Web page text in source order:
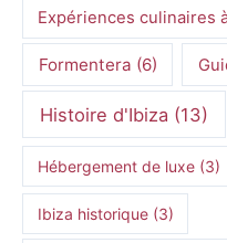
Expériences culinaires
Formentera (6)
Histoire d'Ibiza (13)
Hébergement de luxe(3)
Ibiza historique(3)